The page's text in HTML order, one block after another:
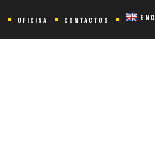
OFICINA CONTACTOS ENG